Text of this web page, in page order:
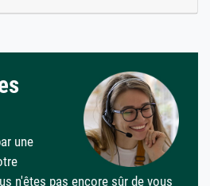
une
n'êtes pas encore sûr de vous